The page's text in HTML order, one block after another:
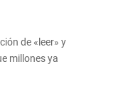
de «leer» y
millones ya